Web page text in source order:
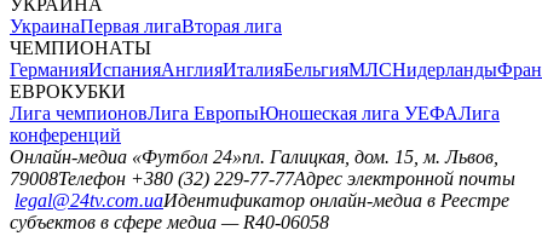
УКРАИНА
УкраинаПервая лигаВторая лига
ЧЕМПИОНАТЫ
ГерманияИспанияАнглияИталияБельгияМЛСНидерланды
ЕВРОКУБКИ
Лига чемпионовЛига ЕвропыЮношеская лига УЕФАЛига
конференций
Онлайн-медиа «Футбол 24»пл. Галицкая, дом. 15, м. Львов,
79008Телефон +380 (32) 229-77-77Адрес электронной почты
legal@24tv.com.uaИдентификатор онлайн-медиа в Реестре
субъектов в сфере медиа — R40-06058